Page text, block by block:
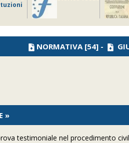
NORMATIVA[54] -
»
testimoniale nel procedimento